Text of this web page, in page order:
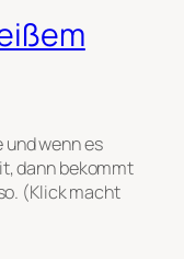
und wenn es
dann bekommt
(Klick macht